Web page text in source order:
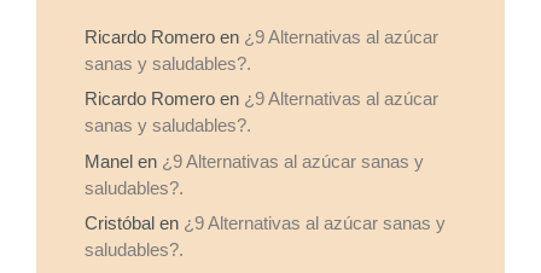
Ricardo Romero en ¿9 Alternativas al azúcar
sanas y saludables?.
Ricardo Romero en ¿9 Alternativas al azúcar
sanas y saludables?.
Manel en ¿9 Alternativas al azúcar sanas y
saludables?.
Cristóbal en ¿9 Alternativas al azúcar sanas y
saludables?.